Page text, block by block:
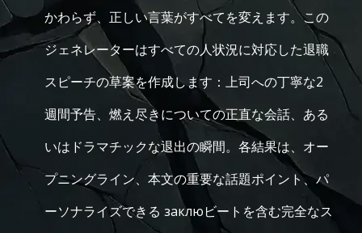
かわらず、正しい言葉がすべてを変えます。この
ジェネレーターはすべての人状況に対応した退職
スピーチの草案を作成します：上司への丁寧な2
週間予告、燃え尽きについての正直な会話、ある
いはドラマチックな退出の瞬間。各結果は、オー
プニングライン、本文の重要な話題ポイント、パ
ーソナライズできる заклюビートを含む完全なス